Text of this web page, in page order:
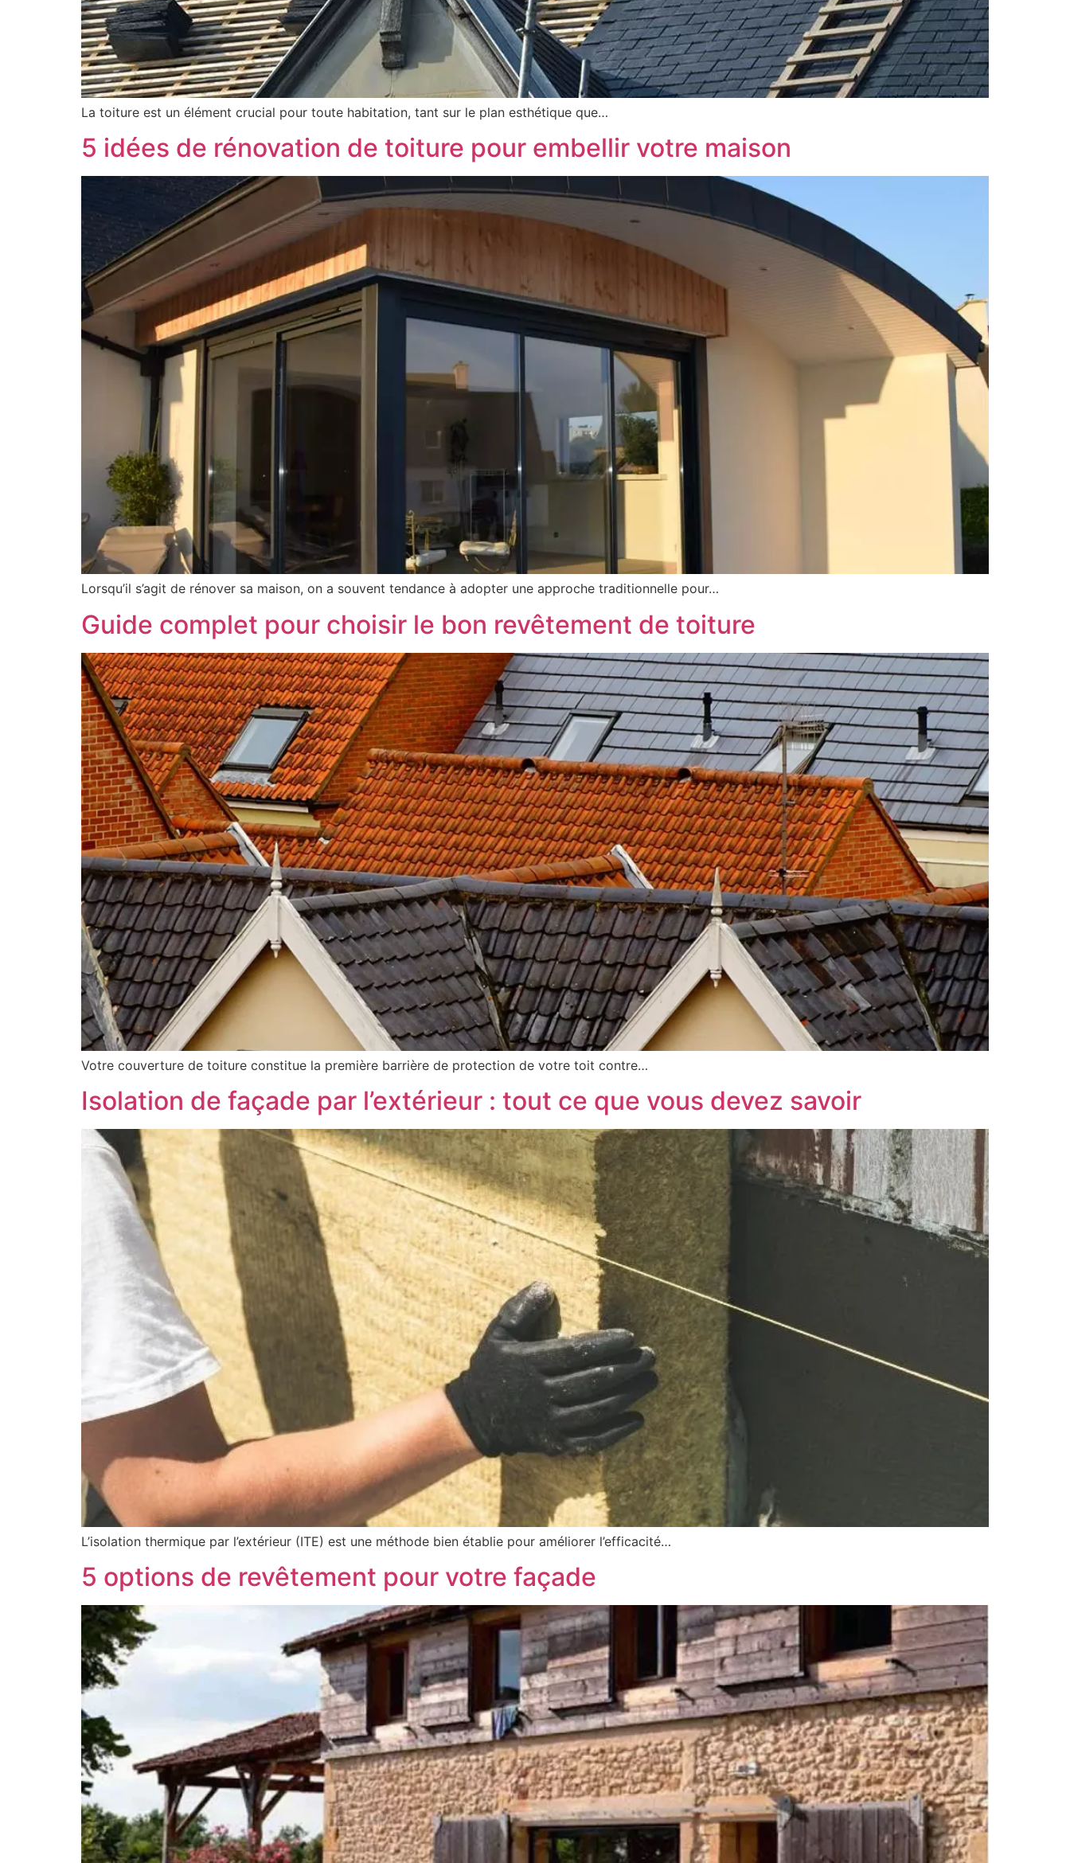
La toiture est un élément crucial pour toute habitation, tant sur le plan esthétique que…
5 idées de rénovation de toiture pour embellir votre maison
Lorsqu’il s’agit de rénover sa maison, on a souvent tendance à adopter une approche traditionnelle pour…
Guide complet pour choisir le bon revêtement de toiture
Votre couverture de toiture constitue la première barrière de protection de votre toit contre…
Isolation de façade par l’extérieur : tout ce que vous devez savoir
L’isolation thermique par l’extérieur (ITE) est une méthode bien établie pour améliorer l’efficacité…
5 options de revêtement pour votre façade